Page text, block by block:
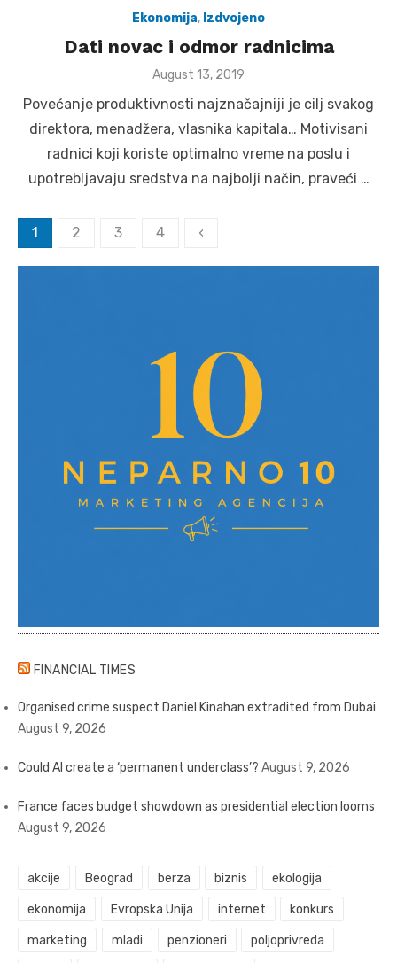
Ekonomija, Izdvojeno
Dati novac i odmor radnicima
Posted
August 13, 2019
Povećanje produktivnosti najznačajniji je cilj svakog
direktora, menadžera, vlasnika kapitala… Motivisani
radnici koji koriste optimalno vreme na poslu i
upotrebljavaju sredstva na najbolji način, praveći …
Posts
1 2 3 4 ‹
FINANCIAL TIMES
Organised crime suspect Daniel Kinahan extradited from Dubai
August 9, 2026
Could AI create a ‘permanent underclass’? August 9, 2026
France faces budget showdown as presidential election looms
August 9, 2026
akcije Beograd berza biznis ekologija
ekonomija Evropska Unija internet konkurs
marketing mladi penzioneri poljoprivreda